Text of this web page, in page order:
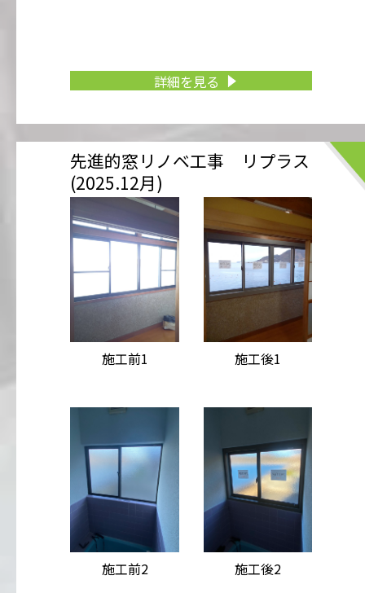
詳細を見る
先進的窓リノベ工事 リプラス
(2025.12月)
施工前1 施工後1
施工前2 施工後2